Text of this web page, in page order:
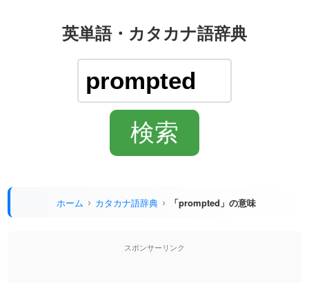
英単語・カタカナ語辞典
ホーム カタカナ語辞典 「prompted」の意味
スポンサーリンク